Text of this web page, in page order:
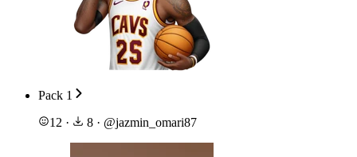
Pack 1
12 · 8 · @jazmin_omari87